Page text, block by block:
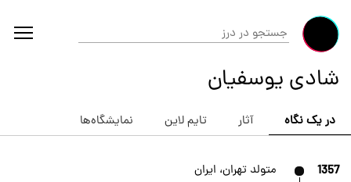
شادی یوسفیان
در یک نگاه آثار تایم لاین نمایشگاه‌ها
1357 متولد تهران، ایران